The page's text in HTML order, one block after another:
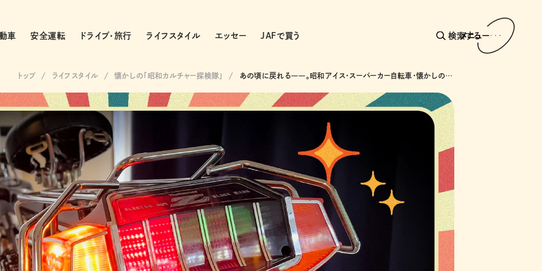
車 安全運転 ドライブ・旅行 ライフスタイル エッセー JAFで買う 検索する
メニュー
トップ ライフスタイル 懐かしの「昭和カルチャー探検隊」 あの頃に戻れる――。昭和アイス・スーパーカー自転車・懐かしのドライブインで巡る昭和カルチャー